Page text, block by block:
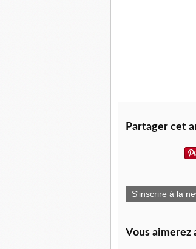
Partager cet
S'inscrire à la
Vous aimerez